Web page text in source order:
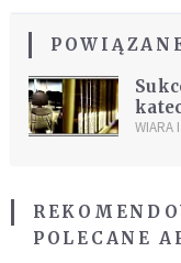
WIARA
POLECANE